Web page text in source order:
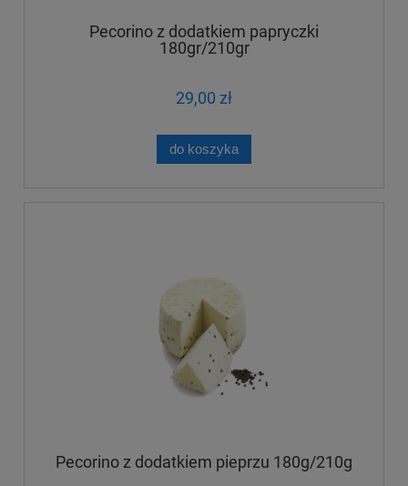
Pecorino z dodatkiem papryczki
180gr/210gr
29,00 zł
do koszyka
Pecorino z dodatkiem pieprzu 180g/210g